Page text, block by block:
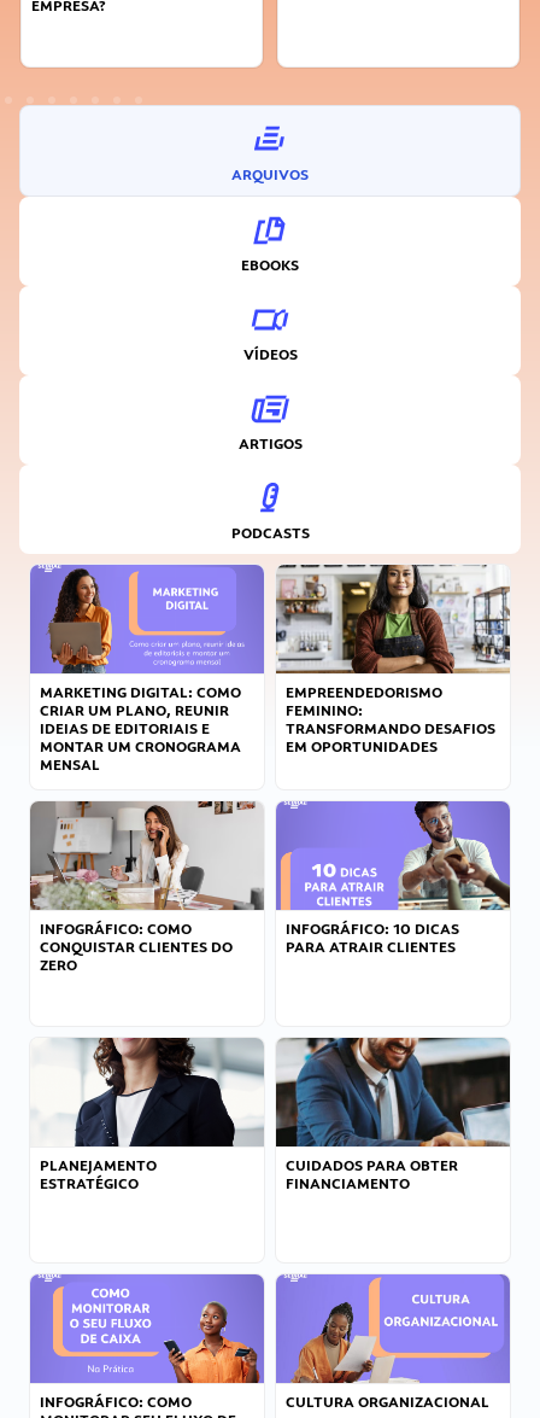
ARQUIVOS
EBOOKS
VÍDEOS
ARTIGOS
PODCASTS
MARKETING DIGITAL: COMO
CRIAR UM PLANO, REUNIR
IDEIAS DE EDITORIAIS E
MONTAR UM CRONOGRAMA
MENSAL
EMPREENDEDORISMO
FEMININO:
TRANSFORMANDO DESAFIOS
EM OPORTUNIDADES
INFOGRÁFICO: COMO
CONQUISTAR CLIENTES DO
ZERO
INFOGRÁFICO: 10 DICAS
PARA ATRAIR CLIENTES
PLANEJAMENTO
ESTRATÉGICO
CUIDADOS PARA OBTER
FINANCIAMENTO
INFOGRÁFICO: COMO
CULTURA ORGANIZACIONAL